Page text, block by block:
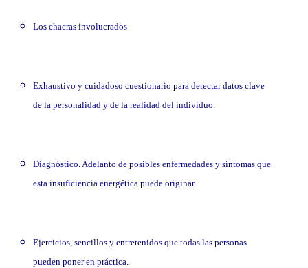
Los chacras involucrados
Exhaustivo y cuidadoso cuestionario para detectar datos clave
de la personalidad y de la realidad del individuo.
Diagnóstico. Adelanto de posibles enfermedades y síntomas que
esta insuficiencia energética puede originar.
Ejercicios, sencillos y entretenidos que todas las personas
pueden poner en práctica.